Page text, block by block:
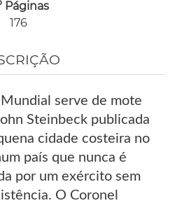
Páginas
176
serve de mote
Steinbeck publicada
cidade costeira no
país que nunca é
por um exército sem
O Coronel